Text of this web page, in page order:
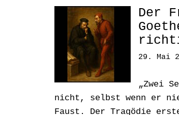
Der
29. Mai
„Zwei
nicht, selbst wenn er nie
Faust. Der Tragödie